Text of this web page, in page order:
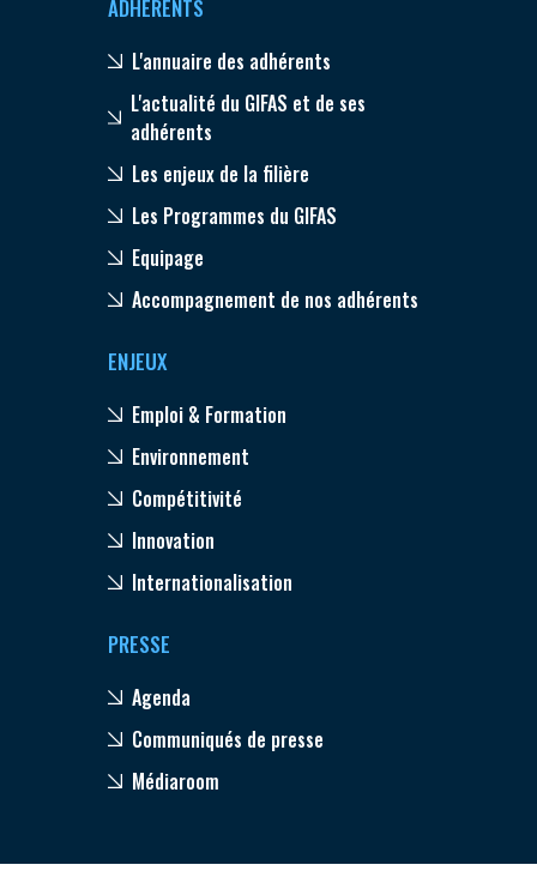
ADHÉRENTS
L'annuaire des adhérents
L'actualité du GIFAS et de ses
adhérents
Les enjeux de la filière
Les Programmes du GIFAS
Equipage
Accompagnement de nos adhérents
ENJEUX
Emploi & Formation
Environnement
Compétitivité
Innovation
Internationalisation
PRESSE
Agenda
Communiqués de presse
Médiaroom